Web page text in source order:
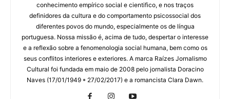
conhecimento empírico social e cientifico, e nos traços
definidores da cultura e do comportamento psicossocial dos
diferentes povos do mundo, especialmente os de língua
portuguesa. Nossa missão é, acima de tudo, despertar o interesse
e a reflexão sobre a fenomenologia social humana, bem como os
seus conflitos interiores e exteriores. A marca Raízes Jornalismo
Cultural foi fundada em maio de 2008 pelo jornalista Doracino
Naves (17/01/1949 * 27/02/2017) e a romancista Clara Dawn.